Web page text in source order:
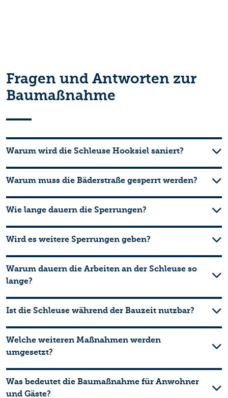
Fragen und Antworten zur
Baumaßnahme
Warum wird die Schleuse Hooksiel saniert?
Warum muss die Bäderstraße gesperrt werden?
Wie lange dauern die Sperrungen?
Wird es weitere Sperrungen geben?
Warum dauern die Arbeiten an der Schleuse so
lange?
Ist die Schleuse während der Bauzeit nutzbar?
Welche weiteren Maßnahmen werden
umgesetzt?
Was bedeutet die Baumaßnahme für Anwohner
und Gäste?